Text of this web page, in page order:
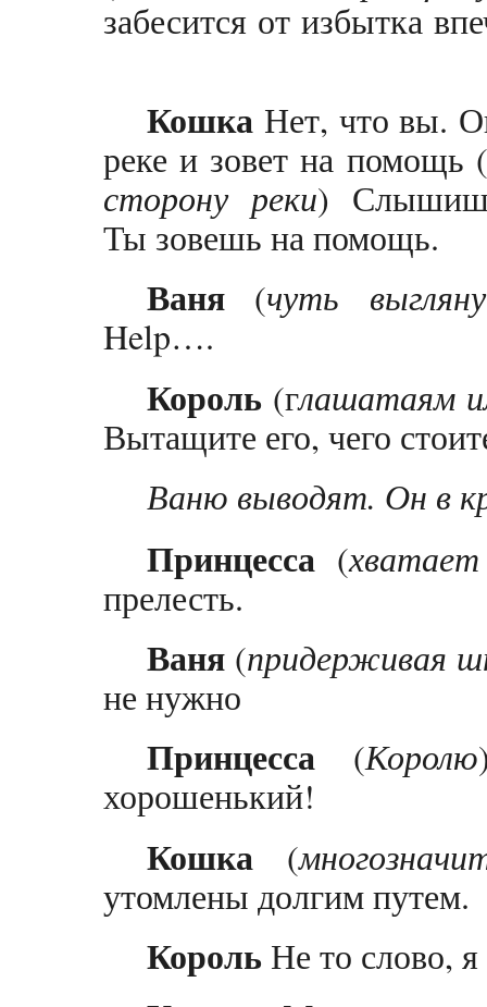
забесится от избытка
Кошка Нет, что вы.
реке и зовет на помощь (
сторону реки)
Ты зовешь на помощь.
Ваня (чуть
Help….
Король (глашатаям
Вытащите его, чего
Ваню выводят. Он в
Принцесса (
прелесть.
Ваня (придерживая
не нужно
Принцесса (Королю
хорошенький!
Кошка (
утомлены долгим путем.
Король Не то слово,